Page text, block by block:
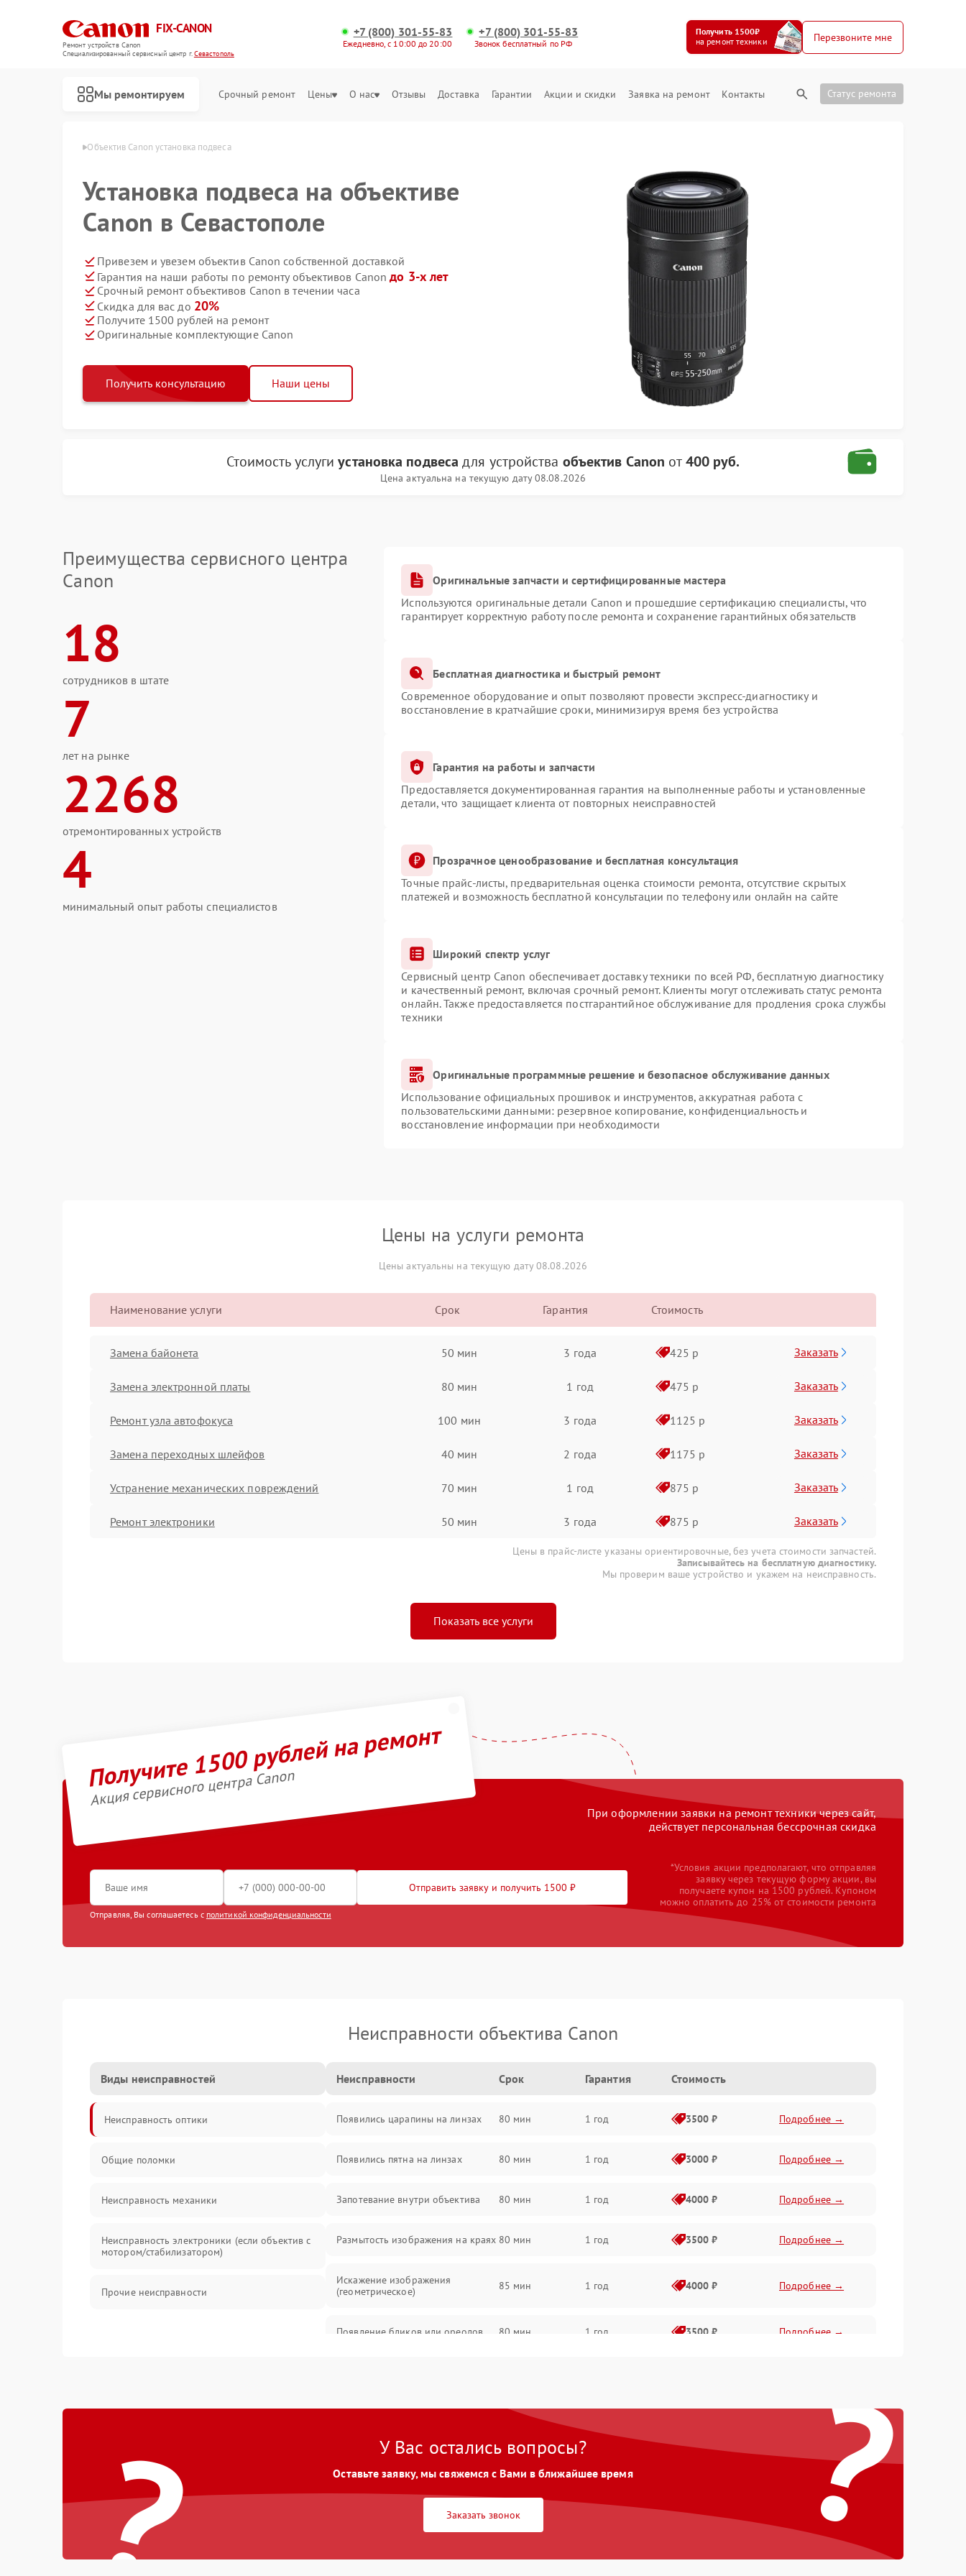
FIX-CANON
Ремонт устройств Canon
Специализированный cервисный центр г.Севастополь
+7 (800) 301-55-83
Ежедневно, с 10:00 до 20:00
+7 (800) 301-55-83
Звонок бесплатный по РФ
Получить 1500₽
на ремонт техники
Перезвоните мне
Мы ремонтируем Срочный ремонт Цены О нас Отзывы Доставка Гарантии Акции и скидки Заявка на ремонт Контакты Статус ремонта
в Севастополе Объектив Canon установка подвеса
Установка подвеса на объективе
Canon в Севастополе
Привезем и увезем объектив Canon собственной доставкой
Гарантия на наши работы по ремонту объективов Canonдо 3-х лет
Срочный ремонт объективов Canon в течении часа
Скидка для вас до 20%
Получите 1500 рублей на ремонт
Оригинальные комплектующие Canon
Получить консультацию Наши цены
Стоимость услугиустановка подвеса для устройства объектив Canon от400 руб.
Цена актуальна на текущую дату 08.08.2026
Преимущества сервисного центра
Canon
18
сотрудников в штате
7
лет на рынке
2268
отремонтированных устройств
4
минимальный опыт работы специалистов
Оригинальные запчасти и сертифицированные мастера
Используются оригинальные детали Canon и прошедшие сертификацию специалисты, что
гарантирует корректную работу после ремонта и сохранение гарантийных обязательств
Бесплатная диагностика и быстрый ремонт
Современное оборудование и опыт позволяют провести экспресс-диагностику и
восстановление в кратчайшие сроки, минимизируя время без устройства
Гарантия на работы и запчасти
Предоставляется документированная гарантия на выполненные работы и установленные
детали, что защищает клиента от повторных неисправностей
Прозрачное ценообразование и бесплатная консультация
Точные прайс-листы, предварительная оценка стоимости ремонта, отсутствие скрытых
платежей и возможность бесплатной консультации по телефону или онлайн на сайте
Широкий спектр услуг
Сервисный центр Canon обеспечивает доставку техники по всей РФ, бесплатную диагностику
и качественный ремонт, включая срочный ремонт. Клиенты могут отслеживать статус ремонта
онлайн. Также предоставляется постгарантийное обслуживание для продления срока службы
техники
Оригинальные программные решение и безопасное обслуживание данных
Использование официальных прошивок и инструментов, аккуратная работа с
пользовательскими данными: резервное копирование, конфиденциальность и
восстановление информации при необходимости
Цены на услуги ремонта
Цены актуальны на текущую дату 08.08.2026
Наименование услуги Срок Гарантия Стоимость
Замена байонета 50 мин 3 года 425 р Заказать
Замена электронной платы 80 мин 1 год 475 р Заказать
Ремонт узла автофокуса 100 мин 3 года 1125 р Заказать
Замена переходных шлейфов 40 мин 2 года 1175 р Заказать
Устранение механических повреждений 70 мин 1 год 875 р Заказать
Ремонт электроники 50 мин 3 года 875 р Заказать
Цены в прайс-листе указаны ориентировочные, без учета стоимости запчастей.
Записывайтесь на бесплатную диагностику.
Мы проверим ваше устройство и укажем на неисправность.
Показать все услуги
Получите 1500 рублей на ремонт
Акция сервисного центра Canon
При оформлении заявки на ремонт техники через сайт,
действует персональная бессрочная скидка
Отправить заявку и получить 1500 ₽
Отправляя, Вы соглашаетесь с политикой конфиденциальности
*Условия акции предполагают, что отправляя
заявку через текущую форму акции, вы
получаете купон на 1500 рублей. Купоном
можно оплатить до 25% от стоимости ремонта
Неисправности объектива Canon
Виды неисправностей
Неисправность оптики
Общие поломки
Неисправность механики
Неисправность электроники (если объектив с
мотором/стабилизатором)
Прочие неисправности
Неисправности Срок Гарантия Стоимость
Появились царапины на линзах 80 мин 1 год 3500 ₽ Подробнее →
Появились пятна на линзах 80 мин 1 год 3000 ₽ Подробнее →
Запотевание внутри объектива 80 мин 1 год 4000 ₽ Подробнее →
Размытость изображения на краях 80 мин 1 год 3500 ₽ Подробнее →
Искажение изображения
(геометрическое)
85 мин 1 год 4000 ₽ Подробнее →
Появление бликов или ореолов 80 мин 1 год 3500 ₽ Подробнее →
? ?
У Вас остались вопросы?
Оставьте заявку, мы свяжемся с Вами в ближайшее время
Заказать звонок